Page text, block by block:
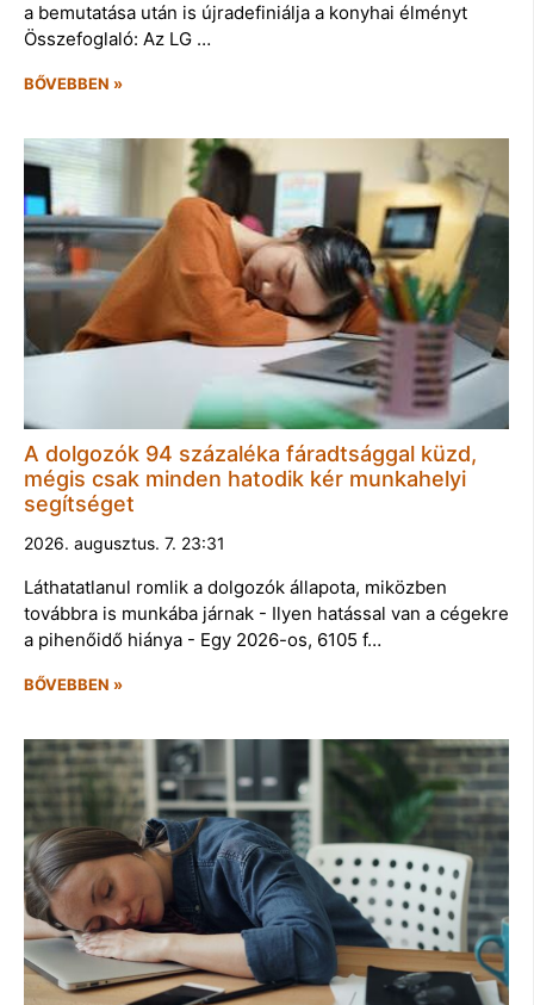
a bemutatása után is újradefiniálja a konyhai élményt
Összefoglaló: Az LG …
BŐVEBBEN »
A dolgozók 94 százaléka fáradtsággal küzd,
mégis csak minden hatodik kér munkahelyi
segítséget
2026. augusztus. 7. 23:31
Láthatatlanul romlik a dolgozók állapota, miközben
továbbra is munkába járnak - Ilyen hatással van a cégekre
a pihenőidő hiánya - Egy 2026-os, 6105 f…
BŐVEBBEN »